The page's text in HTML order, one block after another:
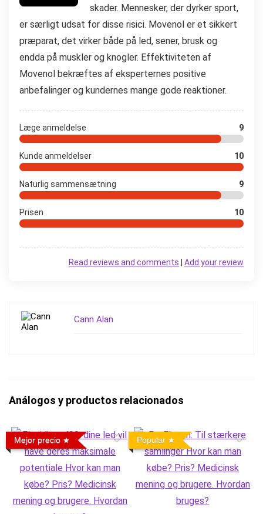
skader. Mennesker, der dyrker sport,
er særligt udsat for disse risici. Movenol er et sikkert
præparat, det virker både på led, sener, brusk og
endda på muskler og knogler. Effektiviteten af ​​
Movenol bekræftes af eksperternes positive
anbefalinger og kundernes mange gode reaktioner.
Læge anmeldelse 9
Kunde anmeldelser 10
Naturlig sammensætning 9
Prisen 10
Add your review
Read reviews and comments
Cann Alan
Análogos y productos relacionados
Mejor precio Popular